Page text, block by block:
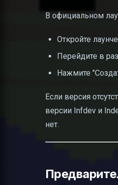
В официальном
Откройте
Перейдите в
Нажмите
Если версия
версии Infdev и
нет.